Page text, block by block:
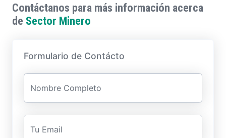
Contáctanos para más información acerca
de Sector Minero
Formulario de Contácto
Nombre Completo
Tu Email